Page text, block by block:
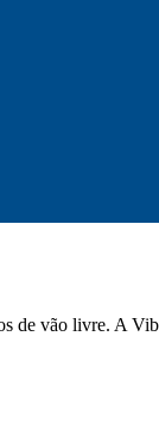
de vão livre. A